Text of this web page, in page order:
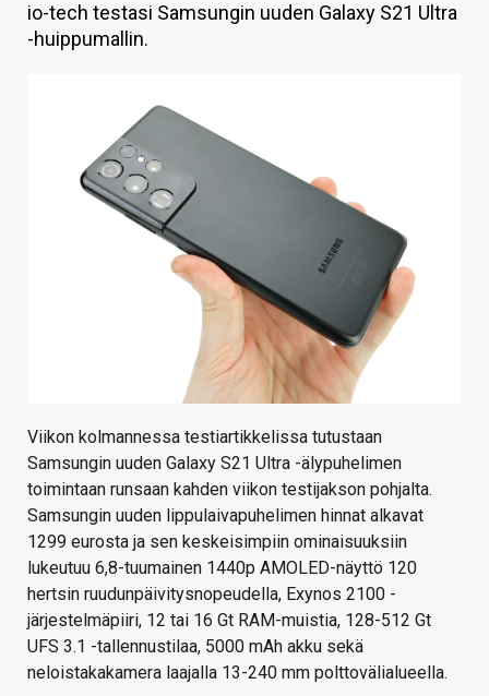
TIETOA
VAIHDA TEEMA
io-tech testasi Samsungin uuden Galaxy S21 Ultra
-huippumallin.
Viikon kolmannessa testiartikkelissa tutustaan
Samsungin uuden Galaxy S21 Ultra -älypuhelimen
toimintaan runsaan kahden viikon testijakson pohjalta.
Samsungin uuden lippulaivapuhelimen hinnat alkavat
1299 eurosta ja sen keskeisimpiin ominaisuuksiin
lukeutuu 6,8-tuumainen 1440p AMOLED-näyttö 120
hertsin ruudunpäivitysnopeudella, Exynos 2100 -
järjestelmäpiiri, 12 tai 16 Gt RAM-muistia, 128-512 Gt
UFS 3.1 -tallennustilaa, 5000 mAh akku sekä
neloistakakamera laajalla 13-240 mm polttovälialueella.